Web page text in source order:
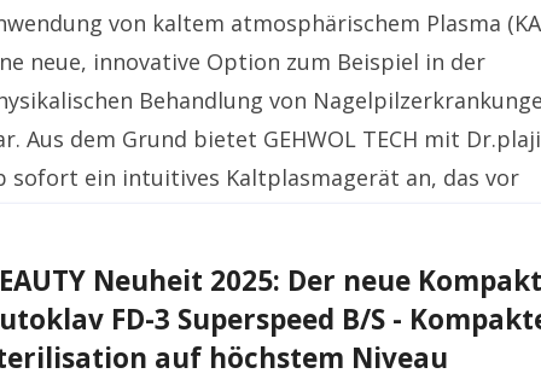
von kaltem atmosphärischem Plasma
neue, innovative Option zum Beispiel in der
Behandlung von
Aus dem Grund bietet GEHWOL TECH mit
sofort ein intuitives Kaltplasmagerät an, das vor
Neuheit 2025: Der neue
FD-3 Superspeed B/S -
auf höchstem Niveau